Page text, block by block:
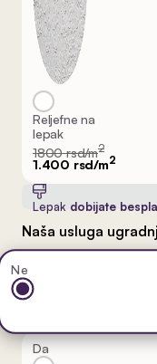
Reljefne na
lepak
1800 rsd/m2
1.400 rsd/m2
Lepak dobijate
Naša usluga
Ne
Da